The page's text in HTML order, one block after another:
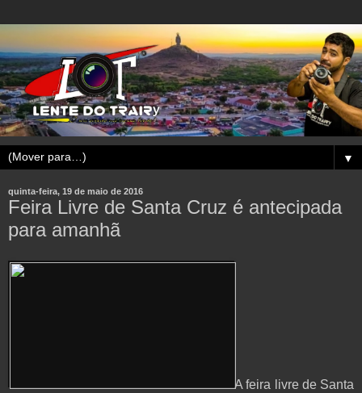
▼
quinta-feira, 19 de maio de 2016
Feira Livre de Santa Cruz é antecipada
para amanhã
A feira livre de Santa